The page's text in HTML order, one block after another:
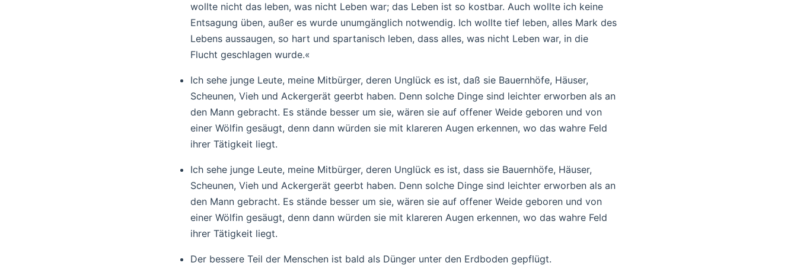
wollte nicht das leben, was nicht Leben war; das Leben ist so kostbar. Auch wollte ich keine
Entsagung üben, außer es wurde unumgänglich notwendig. Ich wollte tief leben, alles Mark des
Lebens aussaugen, so hart und spartanisch leben, dass alles, was nicht Leben war, in die
Flucht geschlagen wurde.«
Ich sehe junge Leute, meine Mitbürger, deren Unglück es ist, daß sie Bauernhöfe, Häuser,
Scheunen, Vieh und Ackergerät geerbt haben. Denn solche Dinge sind leichter erworben als an
den Mann gebracht. Es stände besser um sie, wären sie auf offener Weide geboren und von
einer Wölfin gesäugt, denn dann würden sie mit klareren Augen erkennen, wo das wahre Feld
ihrer Tätigkeit liegt.
Ich sehe junge Leute, meine Mitbürger, deren Unglück es ist, dass sie Bauernhöfe, Häuser,
Scheunen, Vieh und Ackergerät geerbt haben. Denn solche Dinge sind leichter erworben als an
den Mann gebracht. Es stände besser um sie, wären sie auf offener Weide geboren und von
einer Wölfin gesäugt, denn dann würden sie mit klareren Augen erkennen, wo das wahre Feld
ihrer Tätigkeit liegt.
Der bessere Teil der Menschen ist bald als Dünger unter den Erdboden gepflügt.